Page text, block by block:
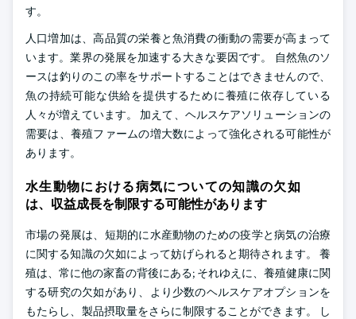
す。
人口増加は、高品質の栄養と魚消費の衝動の需要が高まって
います。業界の発展を加速する大きな要因です。 自然魚のソ
ースは釣りのこの率をサポートすることはできませんので、
魚の持続可能な供給を提供するために養殖に依存している
人々が増えています。 加えて、ヘルスケアソリューションの
需要は、養殖ファームの増大数によって強化される可能性が
あります。
水生動物における病気についての知識の欠如
は、収益成長を制限する可能性があります
市場の発展は、短期的に水産動物のための疫学と病気の治療
に関する知識の欠如によって妨げられると期待されます。 養
殖は、常に他の家畜の背後にある; それゆえに、養殖健康に関
する研究の欠如があり、より少数のヘルスケアオプションを
もたらし、製品摂取量をさらに制限することができます。 し